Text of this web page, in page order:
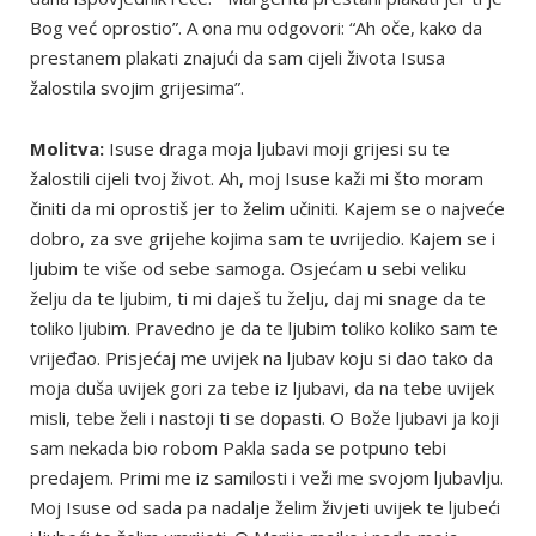
Bog već oprostio”. A ona mu odgovori: “Ah oče, kako da
prestanem plakati znajući da sam cijeli života Isusa
žalostila svojim grijesima”.
Molitva: Isuse draga moja ljubavi moji grijesi su te
žalostili cijeli tvoj život. Ah, moj Isuse kaži mi što moram
činiti da mi oprostiš jer to želim učiniti. Kajem se o najveće
dobro, za sve grijehe kojima sam te uvrijedio. Kajem se i
ljubim te više od sebe samoga. Osjećam u sebi veliku
želju da te ljubim, ti mi daješ tu želju, daj mi snage da te
toliko ljubim. Pravedno je da te ljubim toliko koliko sam te
vrijeđao. Prisjećaj me uvijek na ljubav koju si dao tako da
moja duša uvijek gori za tebe iz ljubavi, da na tebe uvijek
misli, tebe želi i nastoji ti se dopasti. O Bože ljubavi ja koji
sam nekada bio robom Pakla sada se potpuno tebi
predajem. Primi me iz samilosti i veži me svojom ljubavlju.
Moj Isuse od sada pa nadalje želim živjeti uvijek te ljubeći